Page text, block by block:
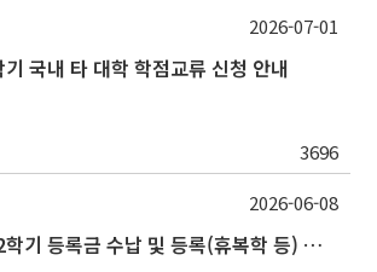
국내 타 대학 학점교류 신청 안내
3696
2026-07-01
2026학년도 제2학기 등록금 수납 및 등록(휴복학 등) 일정 안내
2026-06-08